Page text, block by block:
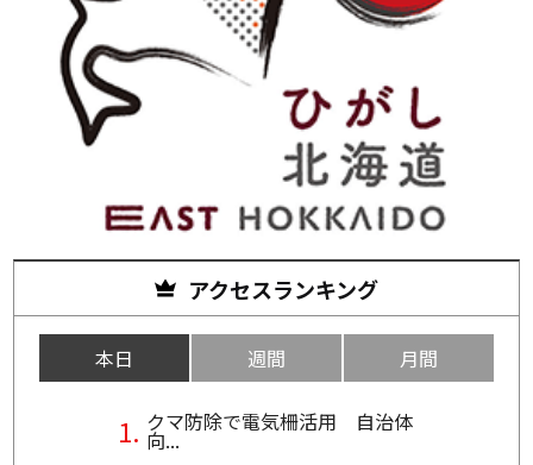
アクセスランキング
本日 週間 月間
クマ防除で電気柵活用 自治体
向...